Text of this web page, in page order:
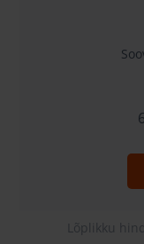
Lõplikku